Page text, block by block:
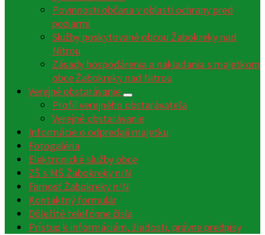
Povinnosti občana v oblasti ochrany pred
poziarmi
Služby poskytované obcou Žabokreky nad
Nitrou
Zásady hospodárenia a nakladania s majetkom
obce Žabokreky nad Nitrou
Verejné obstarávanie
Profil verejného obstarávateľa
Verejné obstarávanie
Informácie o odpredaji majetku
Fotogaléria
Elektronické služby obce
ZŠ s MŠ Žabokreky n/N
Farnosť Žabokreky n/N
Kontaktný formulár
Dôležité telefónne čísla
Prístup k informáciám, žiadosti, právne predpisy